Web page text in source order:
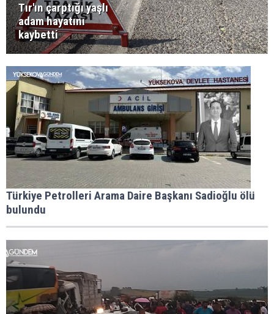
Tır'ın çarptığı yaşlı
adam hayatını
kaybetti
Türkiye Petrolleri Arama Daire Başkanı Sadioğlu ölü
bulundu